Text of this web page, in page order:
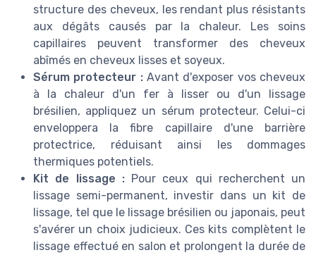
structure des cheveux, les rendant plus résistants
aux dégâts causés par la chaleur. Les soins
capillaires peuvent transformer des cheveux
abîmés en cheveux lisses et soyeux.
Sérum protecteur :Avant d'exposer vos cheveux
à la chaleur d'un fer à lisser ou d'un lissage
brésilien, appliquez un sérum protecteur. Celui-ci
enveloppera la fibre capillaire d'une barrière
protectrice, réduisant ainsi les dommages
thermiques potentiels.
Kit de lissage :Pour ceux qui recherchent un
lissage semi-permanent, investir dans un kit de
lissage, tel que le lissage brésilien ou japonais, peut
s'avérer un choix judicieux. Ces kits complètent le
lissage effectué en salon et prolongent la durée de